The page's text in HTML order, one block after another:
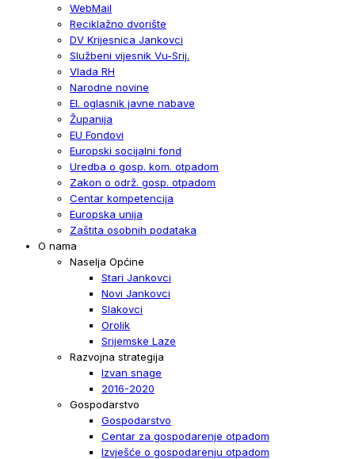
WebMail
Reciklažno dvorište
DV Krijesnica Jankovci
Službeni vijesnik Vu-Srij.
Vlada RH
Narodne novine
El. oglasnik javne nabave
Županija
EU Fondovi
Europski socijalni fond
Uredba o gosp. kom. otpadom
Zakon o održ. gosp. otpadom
Centar kompetencija
Europska unija
Zaštita osobnih podataka
O nama
Naselja Općine
Stari Jankovci
Novi Jankovci
Slakovci
Orolik
Srijemske Laze
Razvojna strategija
Izvan snage
2016-2020
Gospodarstvo
Gospodarstvo
Centar za gospodarenje otpadom
Izvješće o gospodarenju otpadom